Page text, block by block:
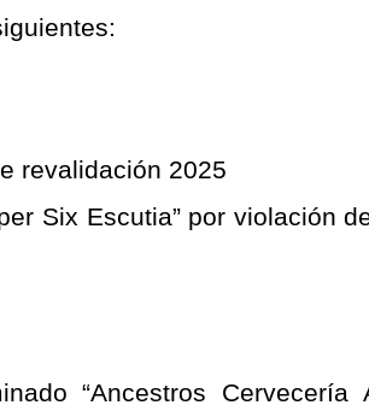
revalidación 2025
Six Escutia” por violación
“Ancestros Cervecería